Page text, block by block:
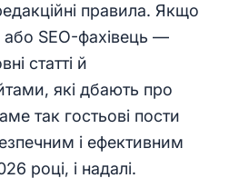
правила. Якщо
SEO-фахівець —
статті й
які дбають про
так гостьові пости
і ефективним
році, і надалі.